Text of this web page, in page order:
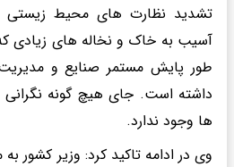
تشدید نظارت های محیط زیستی
آسیب به خاک و نخاله های زیادی
طور پایش مستمر صنایع و
داشته است. جای هیچ گونه نگرانی
ها وجود ندارد.
وی در ادامه تاکید کرد: وزیر کشور